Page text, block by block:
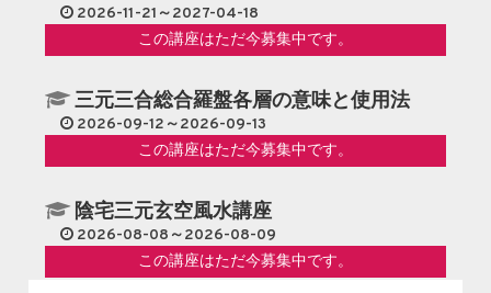
2026-11-21～2027-04-18
この講座はただ今募集中です。
三元三合総合羅盤各層の意味と使用法
2026-09-12～2026-09-13
この講座はただ今募集中です。
陰宅三元玄空風水講座
2026-08-08～2026-08-09
この講座はただ今募集中です。